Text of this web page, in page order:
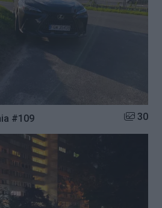
#109 Liczba
30